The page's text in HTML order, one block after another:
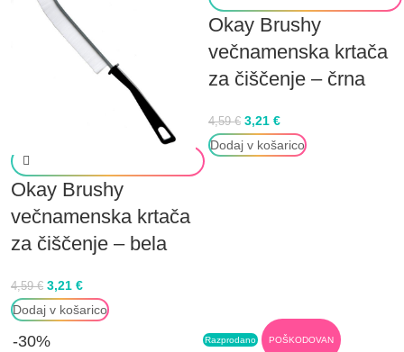
Okay Brushy
večnamenska krtača
za čiščenje – bela
4,59€ 3,21 €
Dodaj v košarico
Okay Brushy
večnamenska krtača
za čiščenje – črna
4,59€ 3,21 €
Dodaj v košarico
-30% Razprodano POŠKODOVAN